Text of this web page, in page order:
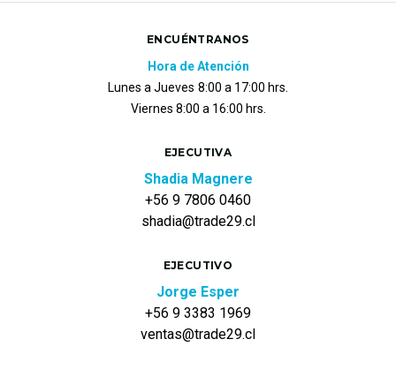
ENCUÉNTRANOS
Hora de Atención
Lunes a Jueves 8:00 a 17:00 hrs.
Viernes 8:00 a 16:00 hrs.
EJECUTIVA
Shadia Magnere
+56 9 7806 0460
shadia@trade29.cl
EJECUTIVO
Jorge Esper
+56 9 3383 1969
ventas@trade29.cl